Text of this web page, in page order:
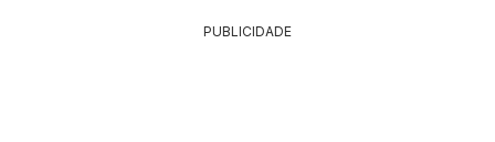
PUBLICIDADE